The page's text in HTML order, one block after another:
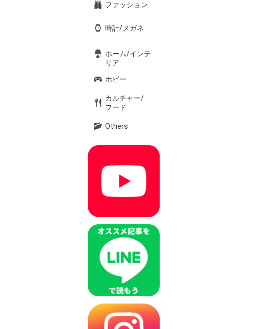
ファッション
時計/メガネ
ホーム/インテ
リア
ホビー
カルチャー/
フード
Others